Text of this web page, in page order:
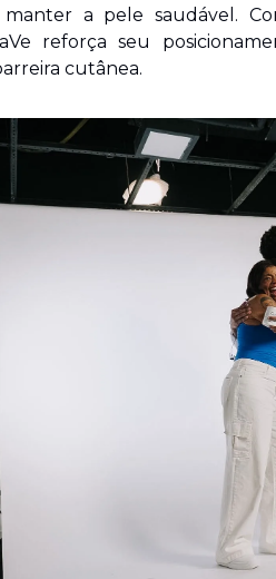
manter a pele saudável.
reforça seu
cutânea.